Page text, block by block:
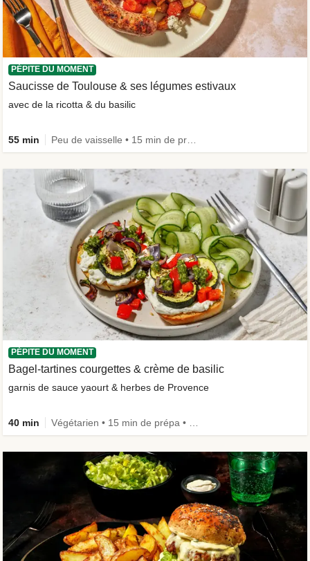
PÉPITE DU MOMENT
Saucisse de Toulouse & ses légumes estivaux
avec de la ricotta & du basilic
55 min
PÉPITE DU MOMENT
Bagel-tartines courgettes & crème de basilic
garnis de sauce yaourt & herbes de Provence
40 min